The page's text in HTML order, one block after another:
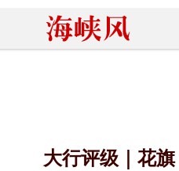
大行评级｜花